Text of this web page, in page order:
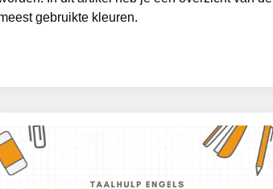
gebruikte kleuren.